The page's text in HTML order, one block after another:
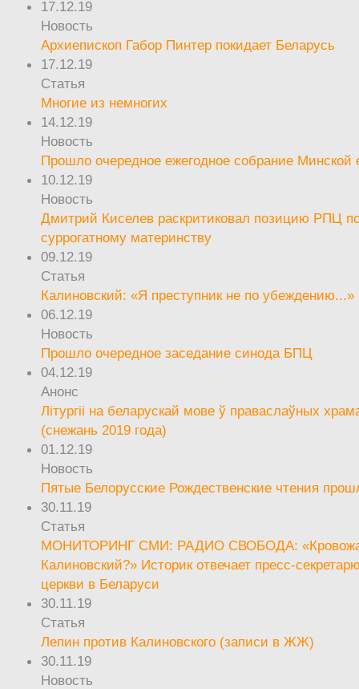
17.12.19
Новость
Архиепископ Габор Пинтер покидает Беларусь
17.12.19
Статья
Многие из немногих
14.12.19
Новость
Прошло очередное ежегодное собрание
10.12.19
Новость
Дмитрий Киселев раскритиковал позицию РПЦ
суррогатному материнству
09.12.19
Статья
Калиновский: «Я преступник не по убеждению...»
06.12.19
Новость
Прошло очередное заседание синода БПЦ
04.12.19
Анонс
Літургіі на беларускай мове ў праваслаўных
(снежань 2019 года)
01.12.19
Новость
Пятые Белорусские Рождественские чтения
30.11.19
Статья
МОНИТОРИНГ СМИ: РАДИО СВОБОДА:
Калиновский?» Историк отвечает пресс-
церкви в Беларуси
30.11.19
Статья
Лепин против Калиновского (записи в ЖЖ)
30.11.19
Новость